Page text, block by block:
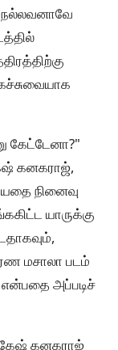
நல்லவனாவே
கேட்டேனா?"
கனகராஜ்,
நினைவு
யாருக்கு
மசாலா படம்
அப்படிச்
கனகராஜ்